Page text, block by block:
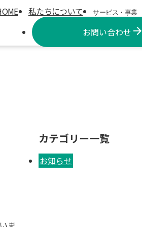
私たちについて サービス・事業
クリエイティブ事業
お問い合わせ arrow_forward
カテゴリー一覧
お知らせ